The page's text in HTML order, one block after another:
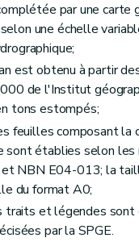
par une carte
une échelle
est obtenu à partir
de l'Institut
tons estompés;
feuilles composant la
sont établies selon les
NBN E04-013; la
du format A0;
traits et légendes sont
par la SPGE.